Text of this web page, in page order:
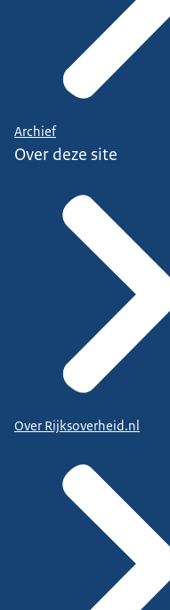
Archief
Over deze site
Over Rijksoverheid.nl